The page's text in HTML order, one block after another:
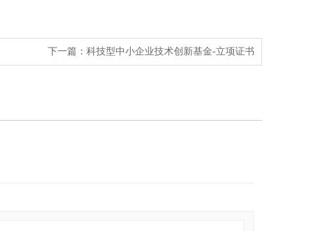
下一篇： 科技型中小企业技术创新基金-立项证书